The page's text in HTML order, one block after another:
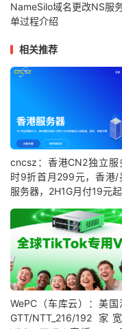
NameSilo域名更改NS服
单过程介绍
相关推荐
cncsz：香港CN2独立服
时9折首月299元，香港/
服务器，2H1G月付19元起
WePC（车库云）：美国
GTT/NTT_216/192 家